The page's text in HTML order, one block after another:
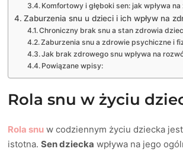
Komfortowy i głęboki sen: jak wpływa
Zaburzenia snu u dzieci i ich wpływ na
Chroniczny brak snu a stan zdrowia
Zaburzenia snu a zdrowie psychiczne i
Jak brak zdrowego snu wpływa na
Powiązane wpisy:
Rola snu w życiu
Rola snu w codziennym życiu dziecka
istotna.Sen dziecka wpływa na jego